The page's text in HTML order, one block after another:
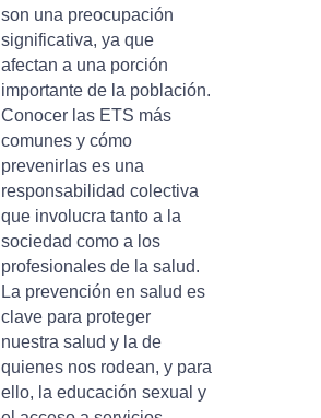
son una preocupación
significativa, ya que
afectan a una porción
importante de la población.
Conocer las ETS más
comunes y cómo
prevenirlas es una
responsabilidad colectiva
que involucra tanto a la
sociedad como a los
profesionales de la salud.
La prevención en salud es
clave para proteger
nuestra salud y la de
quienes nos rodean, y para
ello, la educación sexual y